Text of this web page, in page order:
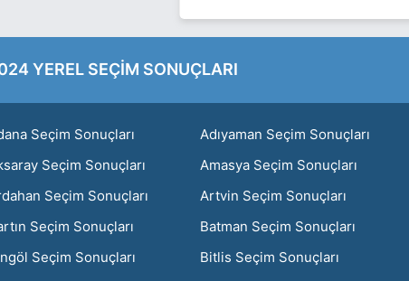
YEREL SEÇİM SONUÇLARI
Seçim Sonuçları Adıyaman Seçim Sonuçları
Seçim Sonuçları
Amasya Seçim Sonuçları
Seçim Sonuçları
Artvin Seçim Sonuçları
Seçim Sonuçları
Batman Seçim Sonuçları
Seçim Sonuçları
Bitlis Seçim Sonuçları